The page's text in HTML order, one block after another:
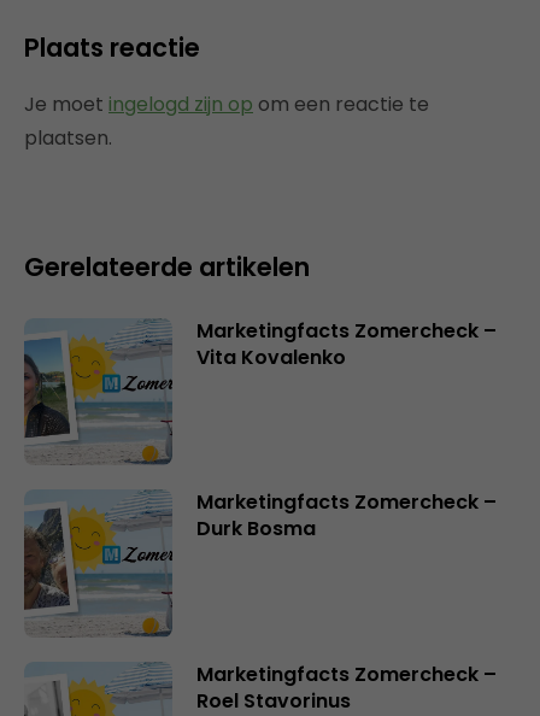
Plaats reactie
Je moet ingelogd zijn op om een reactie te
plaatsen.
Gerelateerde artikelen
Marketingfacts Zomercheck –
Vita Kovalenko
Marketingfacts Zomercheck –
Durk Bosma
Marketingfacts Zomercheck –
Roel Stavorinus